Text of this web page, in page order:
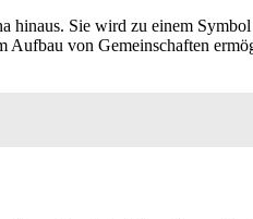
Sie wird zu einem
von Gemeinschaften